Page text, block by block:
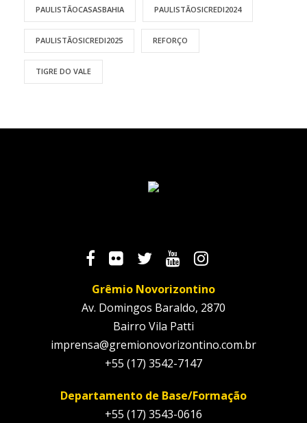
PAULISTÃOCASASBAHIA PAULISTÃOSICREDI2024
PAULISTÃOSICREDI2025 REFORÇO
TIGRE DO VALE
Grêmio Novorizontino
Av. Domingos Baraldo, 2870
Bairro Vila Patti
imprensa@gremionovorizontino.com.br
+55 (17) 3542-7147
Departamento de Base/Formação
+55 (17) 3543-0616